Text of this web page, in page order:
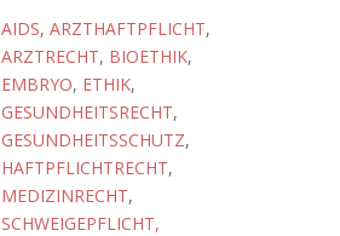
AIDS, ARZTHAFTPFLICHT,
ARZTRECHT, BIOETHIK,
EMBRYO, ETHIK,
GESUNDHEITSRECHT,
GESUNDHEITSSCHUTZ,
HAFTPFLICHTRECHT,
MEDIZINRECHT,
SCHWEIGEPFLICHT,